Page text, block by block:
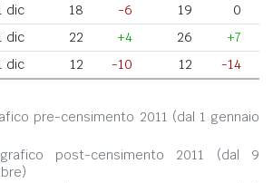
dic 18 -6 19
0
dic 22 +4 26
+7
dic 12 -10 12 -14
pre-censimento 2011 (dal 1 gennaio
post-censimento 2011 (dal 9